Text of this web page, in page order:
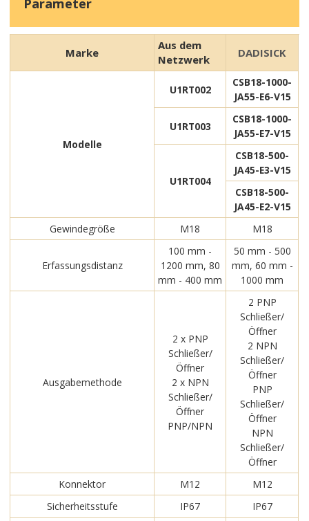
Parameter
Marke
Aus dem
Netzwerk
DADISICK
Modelle
U1RT002
CSB18-1000-
JA55-E6-V15
U1RT003
CSB18-1000-
JA55-E7-V15
U1RT004
CSB18-500-
JA45-E3-V15
CSB18-500-
JA45-E2-V15
Gewindegröße
M18 M18
Erfassungsdistanz
100 mm -
1200 mm, 80
mm - 400 mm
50 mm - 500
mm, 60 mm -
1000 mm
Ausgabemethode
2 x PNP
Schließer/
Öffner
2 x NPN
Schließer/
Öffner
PNP/NPN
2 PNP
Schließer/
Öffner
2 NPN
Schließer/
Öffner
PNP
Schließer/
Öffner
NPN
Schließer/
Öffner
Konnektor
M12
M12
Sicherheitsstufe
IP67 IP67